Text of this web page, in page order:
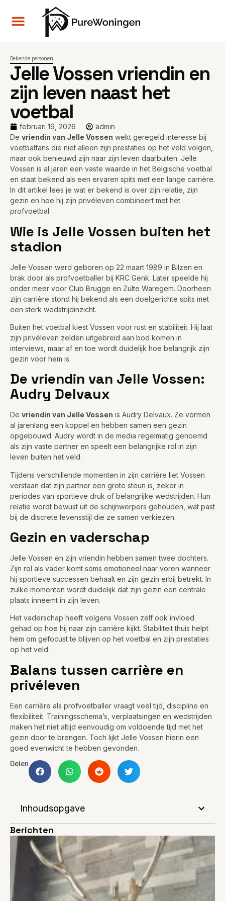
Bekende personen
Jelle Vossen vriendin en
zijn leven naast het
voetbal
februari 19, 2026
admin
De vriendin van Jelle Vossen wekt geregeld interesse bij
voetbalfans die niet alleen zijn prestaties op het veld volgen,
maar ook benieuwd zijn naar zijn leven daarbuiten. Jelle
Vossen is al jaren een vaste waarde in het Belgische voetbal
en staat bekend als een ervaren spits met een lange carrière.
In dit artikel lees je wat er bekend is over zijn relatie, zijn
gezin en hoe hij zijn privéleven combineert met het
profvoetbal.
Wie is Jelle Vossen buiten het
stadion
Jelle Vossen werd geboren op 22 maart 1989 in Bilzen en
brak door als profvoetballer bij KRC Genk. Later speelde hij
onder meer voor Club Brugge en Zulte Waregem. Doorheen
zijn carrière stond hij bekend als een doelgerichte spits met
een sterk wedstrijdinzicht.
Buiten het voetbal kiest Vossen voor rust en stabiliteit. Hij laat
zijn privéleven zelden uitgebreid aan bod komen in
interviews, maar af en toe wordt duidelijk hoe belangrijk zijn
gezin voor hem is.
De vriendin van Jelle Vossen:
Audry Delvaux
De vriendin van Jelle Vossen is Audry Delvaux. Ze vormen
al jarenlang een koppel en hebben samen een gezin
opgebouwd. Audry wordt in de media regelmatig genoemd
als zijn vaste partner en speelt een belangrijke rol in zijn
leven buiten het veld.
Tijdens verschillende momenten in zijn carrière liet Vossen
verstaan dat zijn partner een grote steun is, zeker in
periodes van sportieve druk of belangrijke wedstrijden. Hun
relatie wordt bewust uit de schijnwerpers gehouden, wat past
bij de discrete levensstijl die ze samen verkiezen.
Gezin en vaderschap
Jelle Vossen en zijn vriendin hebben samen twee dochters.
Zijn rol als vader komt soms emotioneel naar voren wanneer
hij sportieve successen behaalt en zijn gezin erbij betrekt. In
zulke momenten wordt duidelijk dat zijn gezin een centrale
plaats inneemt in zijn leven.
Het vaderschap heeft volgens Vossen zelf ook invloed
gehad op hoe hij naar zijn carrière kijkt. Stabiliteit thuis helpt
hem om gefocust te blijven op het voetbal en zijn prestaties
op het veld.
Balans tussen carrière en
privéleven
Een carrière als profvoetballer vraagt veel tijd, discipline en
flexibiliteit. Trainingsschema’s, verplaatsingen en wedstrijden
maken het niet altijd eenvoudig om voldoende tijd met het
gezin door te brengen. Toch lijkt Jelle Vossen hierin een
goed evenwicht te hebben gevonden.
Delen
Inhoudsopgave
Berichten